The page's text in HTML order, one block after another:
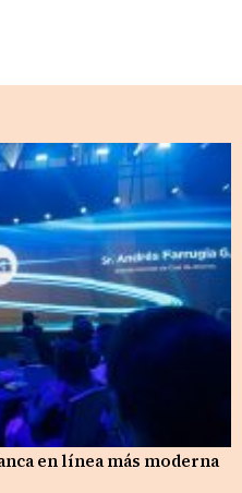
en línea más moderna